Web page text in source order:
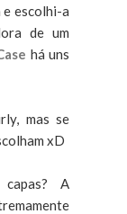
escolhi-a
de um
há uns
mas se
xD
capas? A